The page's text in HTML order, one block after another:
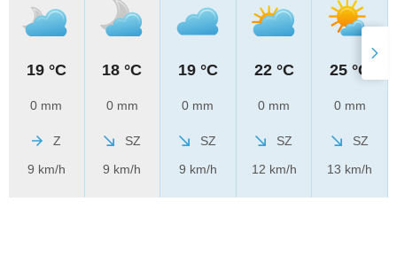
19 °C
0 mm
Z
9 km/h
18 °C
0 mm
SZ
9 km/h
19 °C
0 mm
SZ
9 km/h
22 °C
0 mm
SZ
12 km/h
25 °C
0 mm
SZ
13 km/h